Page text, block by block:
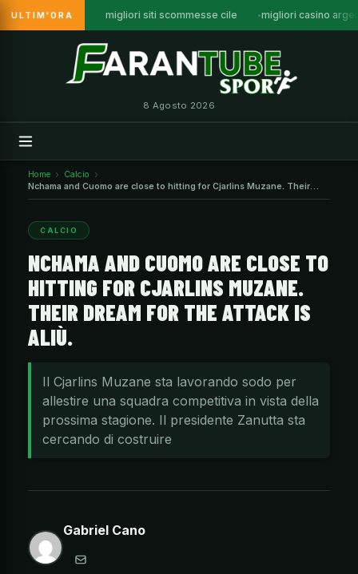
ULTIM'ORA migliori siti scommesse cile migliori casino
8 Agosto 2026
Home
Calcio
Nchama and Cuomo are close to hitting for Cjarlins Muzane. Their
dream for the attack is Aliù.
CALCIO
NCHAMA AND CUOMO ARE CLOSE TO
HITTING FOR CJARLINS MUZANE.
THEIR DREAM FOR THE ATTACK IS
ALIÙ.
Il Cjarlins Muzane sta lavorando sodo per
allestire una squadra competitiva in vista della
prossima stagione. Il presidente Zanutta sta
cercando di costruire
Gabriel Cano